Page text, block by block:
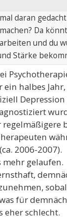
daran
Da
und du
Stärke
ein halbes
regelmäßigere
2006-2007).
mehr gelaufen.
für
eher schlecht.